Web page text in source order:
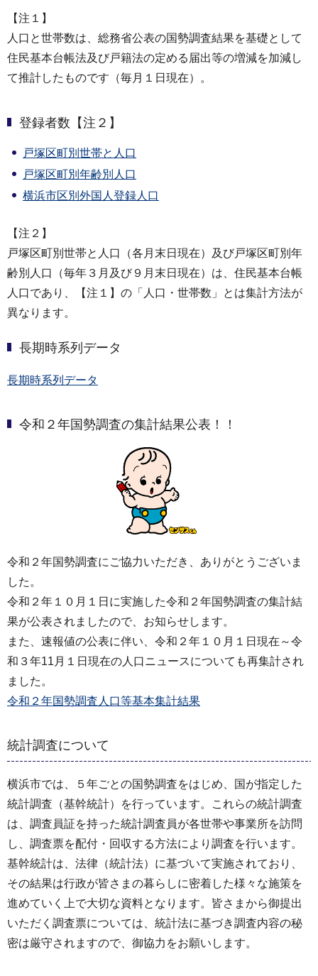
【注１】
人口と世帯数は、総務省公表の国勢調査結果を基礎として
住民基本台帳法及び戸籍法の定める届出等の増減を加減し
て推計したものです（毎月１日現在）。
登録者数【注２】
戸塚区町別世帯と人口
戸塚区町別年齢別人口
横浜市区別外国人登録人口
【注２】
戸塚区町別世帯と人口（各月末日現在）及び戸塚区町別年
齢別人口（毎年３月及び９月末日現在）は、住民基本台帳
人口であり、【注１】の「人口・世帯数」とは集計方法が
異なります。
長期時系列データ
長期時系列データ
令和２年国勢調査の集計結果公表！！
令和２年国勢調査にご協力いただき、ありがとうございま
した。
令和２年１０月１日に実施した令和２年国勢調査の集計結
果が公表されましたので、お知らせします。
また、速報値の公表に伴い、令和２年１０月１日現在～令
和３年11月１日現在の人口ニュースについても再集計され
ました。
令和２年国勢調査人口等基本集計結果
統計調査について
横浜市では、５年ごとの国勢調査をはじめ、国が指定した
統計調査（基幹統計）を行っています。これらの統計調査
は、調査員証を持った統計調査員が各世帯や事業所を訪問
し、調査票を配付・回収する方法により調査を行います。
基幹統計は、法律（統計法）に基づいて実施されており、
その結果は行政が皆さまの暮らしに密着した様々な施策を
進めていく上で大切な資料となります。皆さまから御提出
いただく調査票については、統計法に基づき調査内容の秘
密は厳守されますので、御協力をお願いします。